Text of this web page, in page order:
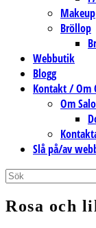
Makeup
Bröllop
Webbutik
Blogg
Kontakt / Om
Om
Slå på/av
Rosa och